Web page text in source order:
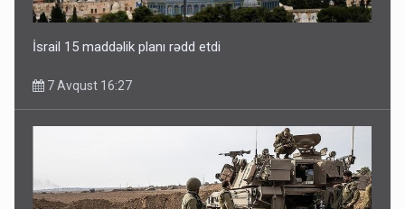
İsrail 15 maddəlik planı rədd etdi
7 Avqust 16:27